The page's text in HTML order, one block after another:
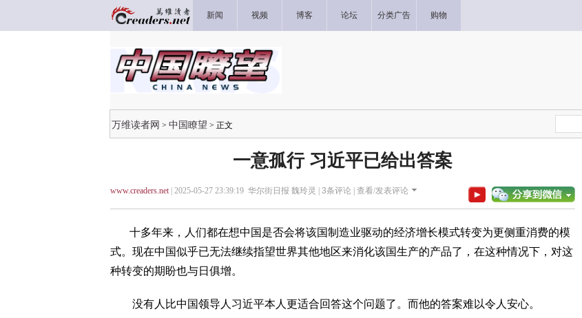
新闻 视频 博客 论坛 分类广告 购物
万维读者网 > 中国瞭望 > 正文
一意孤行 习近平已给出答案
www.creaders.net| 2025-05-27 23:39:19 华尔街日报 魏玲灵 | 3条评论 | 查看/发表评论
十多年来，人们都在想中国是否会将该国制造业驱动的经济增长模式转变为更侧重消费的模
式。现在中国似乎已无法继续指望世界其他地区来消化该国生产的产品了，在这种情况下，对这
种转变的期盼也与日俱增。
没有人比中国领导人习近平本人更适合回答这个问题了。而他的答案难以令人安心。